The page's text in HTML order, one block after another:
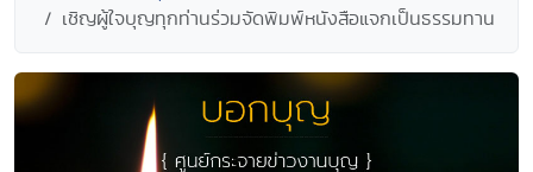
เชิญผู้ใจบุญทุกท่านร่วมจัดพิมพ์หนังสือแจกเป็นธรรมทาน